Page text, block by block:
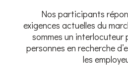
Nos participants
exigences actuelles du
sommes un interlocuteur
personnes en recherche
les